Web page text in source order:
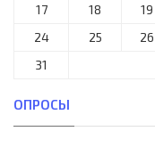
17
18 19
24
25 26
31
ОПРОСЫ